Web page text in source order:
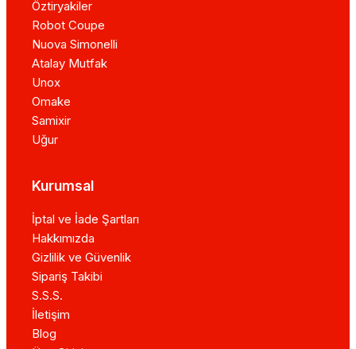
Öztiryakiler
Robot Coupe
Nuova Simonelli
Atalay Mutfak
Unox
Omake
Samixir
Uğur
Kurumsal
İptal ve İade Şartları
Hakkımızda
Gizlilik ve Güvenlik
Sipariş Takibi
S.S.S.
İletişim
Blog